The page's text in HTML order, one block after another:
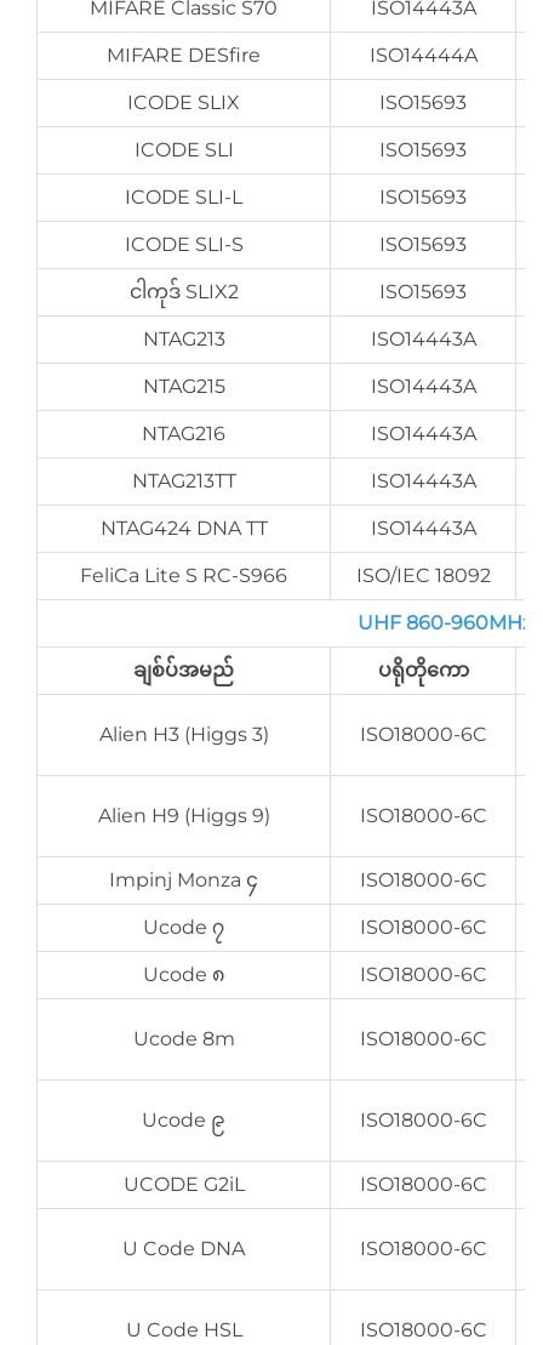
MIFARE Classic S70 ISO14443A
MIFARE DESfire ISO14444A
ICODE SLIX ISO15693
ICODE SLI ISO15693
ICODE SLI-L ISO15693
ICODE SLI-S ISO15693
ငါကုဒ် SLIX2 ISO15693
NTAG213 ISO14443A
NTAG215 ISO14443A
NTAG216 ISO14443A
NTAG213TT ISO14443A
NTAG424 DNA TT ISO14443A
FeliCa Lite S RC-S966 ISO/IEC 18092
UHF 860-960MHz
ချစ်ပ်အမည် ပရိုတိုကော
Alien H3 (Higgs 3) ISO18000-6C
Alien H9 (Higgs 9) ISO18000-6C
Impinj Monza ၄ ISO18000-6C
Ucode ၇ ISO18000-6C
Ucode ၈ ISO18000-6C
Ucode 8m ISO18000-6C
Ucode ၉ ISO18000-6C
UCODE G2iL ISO18000-6C
U Code DNA ISO18000-6C
U Code HSL ISO18000-6C